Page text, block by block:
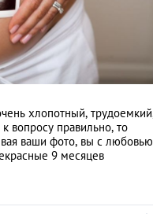
хлопотный,
вопросу правильно, то
ваши фото, вы с любовью
9 месяцев